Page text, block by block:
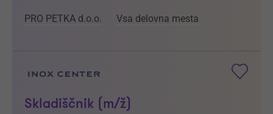
PRO PETKA d.o.o. Vsa delovna mesta
Skladiščnik (m/ž)